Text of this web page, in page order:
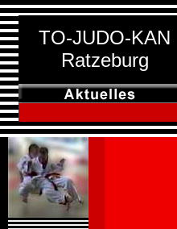
TO-JUDO-KAN
Ratzeburg